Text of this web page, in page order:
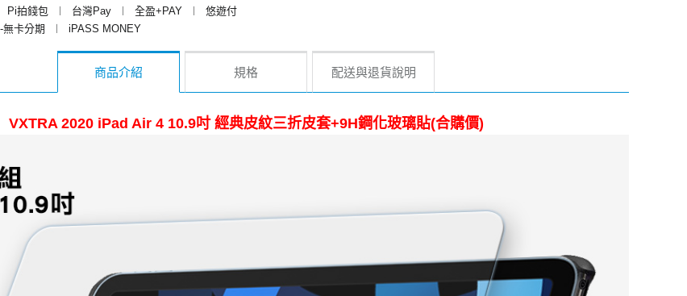
Pi拍錢包 ︱ 台灣Pay ︱ 全盈+PAY ︱
悠遊付
無卡分期 ︱ iPASS MONEY
商品介紹 規格 配送與退貨說明
VXTRA 2020 iPad Air 4 10.9吋 經典皮紋三折皮套+9H鋼化玻璃貼(合購價)